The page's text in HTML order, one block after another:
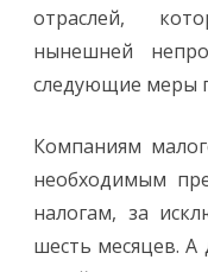
отраслей,
нынешней
следующие меры
Компаниям
необходимым
налогам, за
шесть месяцев.